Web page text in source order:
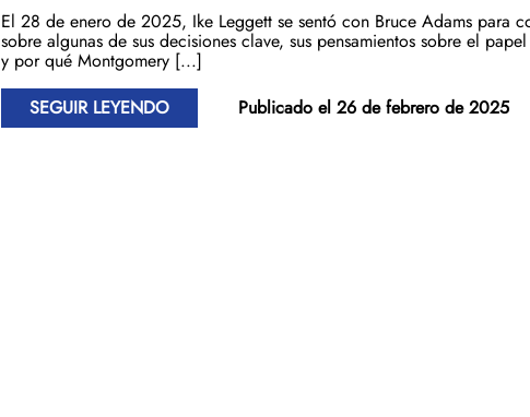
El 28 de enero de 2025, Ike Leggett se sentó con Bruce Adams para
sobre algunas de sus decisiones clave, sus pensamientos sobre el
y por qué Montgomery [...]
SEGUIR LEYENDO
Publicado el 26 de febrero de 2025